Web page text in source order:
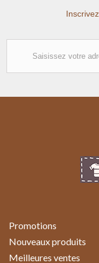
Promotions
Nouveaux produits
Meilleures ventes